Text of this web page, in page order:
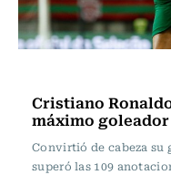
Cristiano
máximo
Convirtió de cabeza su
superó las 109